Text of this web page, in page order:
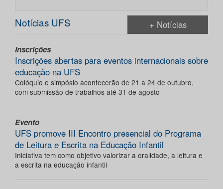
Notícias UFS + Notícias
Inscrições
Inscrições abertas para eventos internacionais sobre
educação na UFS
Colóquio e simpósio acontecerão de 21 a 24 de outubro,
com submissão de trabalhos até 31 de agosto
Evento
UFS promove III Encontro presencial do Programa
de Leitura e Escrita na Educação Infantil
Iniciativa tem como objetivo valorizar a oralidade, a leitura e
a escrita na educação infantil